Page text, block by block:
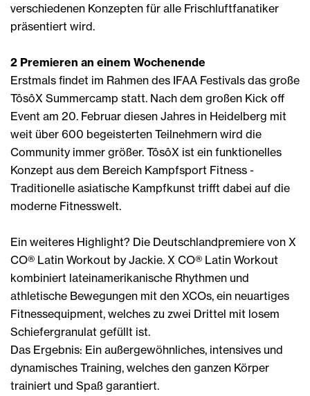
verschiedenen Konzepten für alle Frischluftfanatiker
präsentiert wird.
2 Premieren an einem Wochenende
Erstmals findet im Rahmen des IFAA Festivals das große
TôsôX Summercamp statt. Nach dem großen Kick off
Event am 20. Februar diesen Jahres in Heidelberg mit
weit über 600 begeisterten Teilnehmern wird die
Community immer größer. TôsôX ist ein funktionelles
Konzept aus dem Bereich Kampfsport Fitness -
Traditionelle asiatische Kampfkunst trifft dabei auf die
moderne Fitnesswelt.
Ein weiteres Highlight? Die Deutschlandpremiere von X
CO® Latin Workout by Jackie. X CO® Latin Workout
kombiniert lateinamerikanische Rhythmen und
athletische Bewegungen mit den XCOs, ein neuartiges
Fitnessequipment, welches zu zwei Drittel mit losem
Schiefergranulat gefüllt ist.
Das Ergebnis: Ein außergewöhnliches, intensives und
dynamisches Training, welches den ganzen Körper
trainiert und Spaß garantiert.